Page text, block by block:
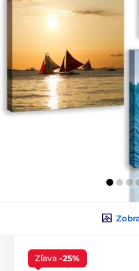
Zľava -25%